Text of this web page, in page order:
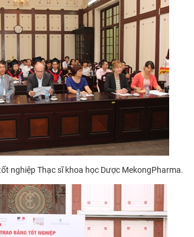
nghiệp Thạc sĩ khoa học Dược MekongPharma.​